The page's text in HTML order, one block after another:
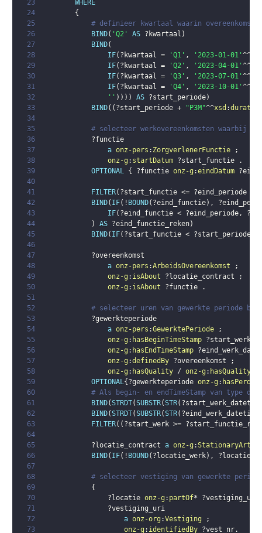
23
WHERE
24
{
25
# definieer kwartaal waarin overeenkomst
26
BIND( 'Q2' AS ?kwartaal )
27
BIND(
28
IF( ?kwartaal = 'Q1' , '2023-01-01'^^
29
IF( ?kwartaal = 'Q2' , '2023-04-01'^^
30
IF( ?kwartaal = 'Q3' , '2023-07-01'^^
31
IF( ?kwartaal = 'Q4' , '2023-10-01'^^
32
'' ) ) ) ) AS ?start_periode)
33
BIND( ( ?start_periode + "P3M"^^xsd :
34
35
# selecteer werkovereenkomsten waarbij
36
?functie
37
a onz-pers : ZorgverlenerFunctie
;
38
onz-g : startDatum ?start_functie
.
39
OPTIONAL { ?functie onz-g :eindDatum
40
41
FILTER( ?start_functie <= ?eind_periode
42
BIND( IF( ! BOUND( ?eind_functie) ,
43
IF( ?eind_functie < ?eind_periode,
44
) AS ?eind_functie_reken)
45
BIND( IF( ?start_functie < ?start_periode
46
47
?overeenkomst
48
a onz-pers :ArbeidsOvereenkomst
;
49
onz-g : isAbout ?locatie_contract
;
50
onz-g : isAbout ?functie
.
51
52
# selecteer uren van gewerkte periode
53
?gewerkteperiode
54
a onz-pers :GewerktePeriode
;
55
onz-g : hasBeginTimeStamp
56
onz-g : hasEndTimeStamp
57
onz-g :definedBy ?overeenkomst
;
58
onz-g : hasQuality / onz-g :
59
OPTIONAL{ ?gewerkteperiode onz-g :
60
# Als begin- en endTimeStamp van type
61
BIND(STRDT(SUBSTR(STR(
62
BIND(STRDT(SUBSTR(STR( ?eind_werk_datetime
63
FILTER( ( ?start_werk >=
64
65
?locatie_contract a onz-g :
66
BIND( IF( ! BOUND( ?locatie_werk) ,
67
68
# selecteer vestiging van gewerkte
69
{
70
?locatie onz-g : partOf* ?vestiging_uri
71
?vestiging_uri
72
a onz-org :Vestiging
;
73
onz-g : identifiedBy ?vest_nr.